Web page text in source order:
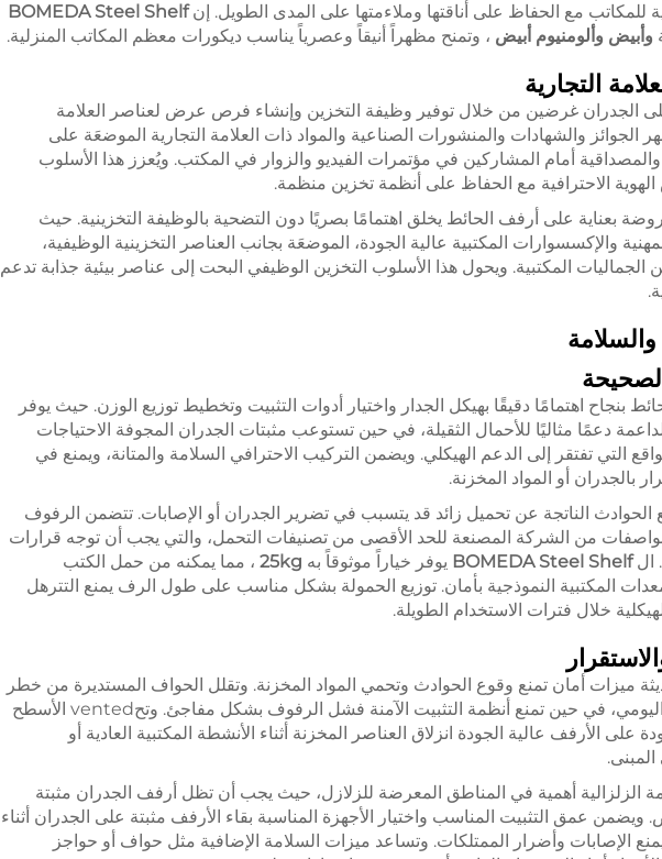
للمكاتب مع الحفاظ على أناقتها وملاءمتها على المدى الطويل. إنBOMEDA Steel Shelf
وأبيض وألومنيوم أبيض ، وتمنح مظهراً أنيقاً وعصرياً يناسب ديكورات معظم المكاتب المنزلية.
التجارية
الجدران غرضين من خلال توفير وظيفة التخزين وإنشاء فرص عرض لعناصر العلامة
الجوائز والشهادات والمنشورات الصناعية والمواد ذات العلامة التجارية الموضعَة على
والمصداقية أمام المشاركين في مؤتمرات الفيديو والزوار في المكتب. ويُعزز هذا الأسلوب
الاحترافية مع الحفاظ على أنظمة تخزين منظمة.
بعناية على أرفف الحائط يخلق اهتمامًا بصريًا دون التضحية بالوظيفة التخزينية. حيث
والإكسسوارات المكتبية عالية الجودة، الموضعَة بجانب العناصر التخزينية الوظيفية،
الجماليات المكتبية. ويحول هذا الأسلوب التخزين الوظيفي البحت إلى عناصر بيئية جذابة تدعم
والسلامة
بنجاح اهتمامًا دقيقًا بهيكل الجدار واختيار أدوات التثبيت وتخطيط توزيع الوزن. حيث يوفر
دعمًا مثاليًا للأحمال الثقيلة، في حين تستوعب مثبتات الجدران المجوفة الاحتياجات
التي تفتقر إلى الدعم الهيكلي. ويضمن التركيب الاحترافي السلامة والمتانة، ويمنع في
أو المواد المخزنة.
الناتجة عن تحميل زائد قد يتسبب في تضرير الجدران أو الإصابات. تتضمن الرفوف
مواصفات من الشركة المصنعة للحد الأقصى من تصنيفات التحمل، والتي يجب أن توجه قرارات
الBOMEDA Steel Shelf يوفر خياراً موثوقاً به 25kg ، مما يمكنه من حمل الكتب
المكتبية النموذجية بأمان. توزيع الحمولة بشكل مناسب على طول الرف يمنع التترهل
خلال فترات الاستخدام الطويلة.
ميزات أمان تمنع وقوع الحوادث وتحمي المواد المخزنة. وتقلل الحواف المستديرة من خطر
الإصابة أثناء الاستخدام اليومي، في حين تمنع أنظمة التثبيت الآمنة فشل الرفوف بشكل مفاجئ. وتحvented الأسطح
على الأرفف عالية الجودة انزلاق العناصر المخزنة أثناء الأنشطة المكتبية العادية أو
الزلزالية أهمية في المناطق المعرضة للزلازل، حيث يجب أن تظل أرفف الجدران مثبتة
ويضمن عمق التثبيت المناسب واختيار الأجهزة المناسبة بقاء الأرفف مثبتة على الجدران أثناء
يمنع الإصابات وأضرار الممتلكات. وتساعد ميزات السلامة الإضافية مثل حواف أو حواجز